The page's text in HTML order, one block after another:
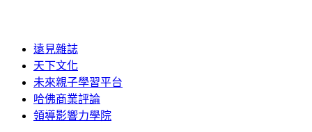
遠見雜誌
天下文化
未來親子學習平台
哈佛商業評論
領導影響力學院